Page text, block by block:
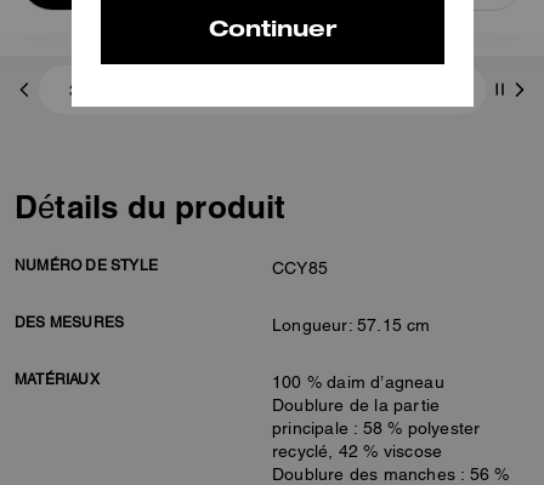
3 paiements de 193,00 € à 0 % d'intérêt avec
Détails du produit
NUMÉRO DE STYLE CCY85
DES MESURES Longueur: 57.15 cm
MATÉRIAUX
100 % daim d’agneau
Doublure de la partie
principale : 58 % polyester
recyclé, 42 % viscose
Doublure des manches : 56 %